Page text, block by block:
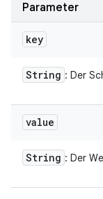
Parameter
key
String : Der
value
String : Der